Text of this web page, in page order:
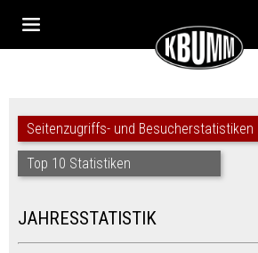
Seitenzugriffs- und Besucherstatistiken
Top 10 Statistiken
JAHRESSTATISTIK